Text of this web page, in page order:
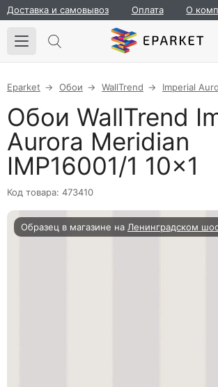
Доставка и самовывоз Оплата О
Eparket Обои WallTrend Imperial
Обои WallTrend
Aurora Meridian
IMP16001/1 10×1
Код товара: 473410
Образец в магазине на Ленинградском